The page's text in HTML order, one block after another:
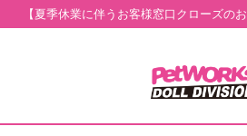
【夏季休業に伴うお客様窓口クローズの